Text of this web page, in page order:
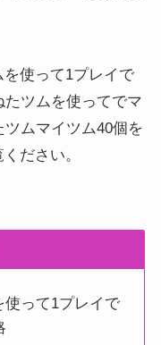
使って1プレイで
ツムを使ってでマ
ムマイツム40個を
ださい。
使って1プレイで